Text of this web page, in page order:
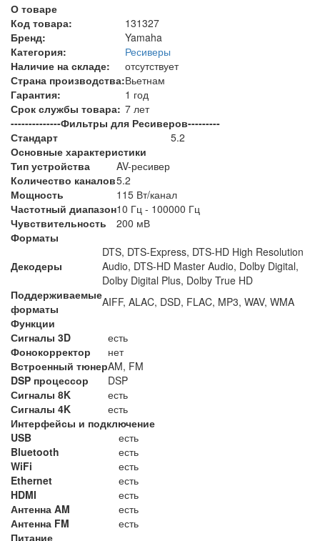
О товаре
Код товара:
131327
Бренд:
Yamaha
Категория:
Ресиверы
Наличие на складе:
отсутствует
Страна производства:Вьетнам
Гарантия:
1 год
Срок службы товара: 7 лет
--------------Фильтры для Ресиверов---------
Стандарт
5.2
Основные характеристики
Тип устройства
AV-ресивер
Количество каналов5.2
Мощность
115 Вт/канал
Частотный диапазон10 Гц - 100000 Гц
Чувствительность
200 мВ
Форматы
Декодеры
DTS, DTS-Express, DTS-HD High Resolution
Audio, DTS-HD Master Audio, Dolby Digital,
Dolby Digital Plus, Dolby True HD
Поддерживаемые
форматы
AIFF, ALAC, DSD, FLAC, MP3, WAV, WMA
Функции
Сигналы 3D
есть
Фонокорректор
нет
Встроенный тюнерAM, FM
DSP процессор
DSP
Сигналы 8K
есть
Сигналы 4K
есть
Интерфейсы и подключение
USB
есть
Bluetooth
есть
WiFi
есть
Ethernet
есть
HDMI
есть
Антенна AM
есть
Антенна FM
есть
Питание